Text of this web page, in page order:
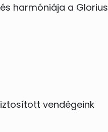
harmóniája a Glorius
vendégeink